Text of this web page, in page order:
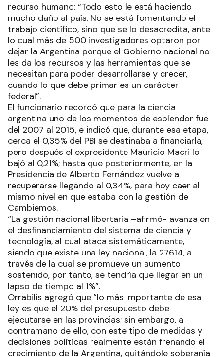
recurso humano: “Todo esto le está haciendo
mucho daño al país. No se está fomentando el
trabajo científico, sino que se lo desacredita, ante
lo cual más de 500 investigadores optaron por
dejar la Argentina porque el Gobierno nacional no
les da los recursos y las herramientas que se
necesitan para poder desarrollarse y crecer,
cuando lo que debe primar es un carácter
federal”.
El funcionario recordó que para la ciencia
argentina uno de los momentos de esplendor fue
del 2007 al 2015, e indicó que, durante esa etapa,
cerca el 0,35% del PBI se destinaba a financiarla,
pero después el expresidente Mauricio Macri lo
bajó al 0,21%; hasta que posteriormente, en la
Presidencia de Alberto Fernández vuelve a
recuperarse llegando al 0,34%, para hoy caer al
mismo nivel en que estaba con la gestión de
Cambiemos.
“La gestión nacional libertaria –afirmó- avanza en
el desfinanciamiento del sistema de ciencia y
tecnología, al cual ataca sistemáticamente,
siendo que existe una ley nacional, la 27614, a
través de la cual se promueve un aumento
sostenido, por tanto, se tendría que llegar en un
lapso de tiempo al 1%”.
Orrabilis agregó que “lo más importante de esa
ley es que el 20% del presupuesto debe
ejecutarse en las provincias; sin embargo, a
contramano de ello, con este tipo de medidas y
decisiones políticas realmente están frenando el
crecimiento de la Argentina, quitándole soberanía